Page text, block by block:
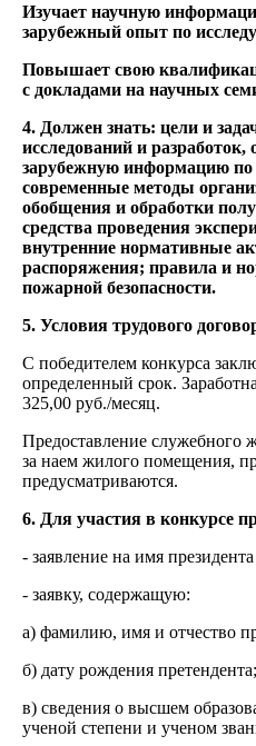
Изучает научную
зарубежный опыт по
Повышает свою
с докладами на научных
4. Должен знать: цели и
исследований и разработок,
зарубежную информацию по
современные методы
обобщения и обработки
средства проведения
внутренние нормативные
распоряжения; правила и
пожарной безопасности.
5. Условия трудового
С победителем конкурса
определенный срок.
325,00 руб./месяц.
Предоставление служебного
за наем жилого помещения,
предусматриваются.
6. Для участия в конкурсе
- заявление на имя
- заявку, содержащую:
а) фамилию, имя и отчество
б) дату рождения претендента;
в) сведения о высшем
ученой степени и ученом